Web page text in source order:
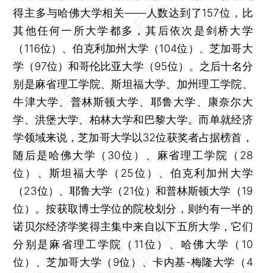
得主多与哈佛大学相关——人数达到了157位，比
其他任何一所大学都多，其后依次是剑桥大学
（116位）、伯克利加州大学（104位）、芝加哥大
学（97位）和哥伦比亚大学（95位）。之后十名分
别是麻省理工学院、斯坦福大学、加州理工学院、
牛津大学、普林斯顿大学、耶鲁大学、康奈尔大
学、洪堡大学、柏林大学和巴黎大学。而单就经济
学领域来说，芝加哥大学以32位获奖者占据榜首，
随后是哈佛大学（30位）、麻省理工学院（28
位）、斯坦福大学（25位）、伯克利加州大学
（23位）、耶鲁大学（21位）和普林斯顿大学（19
位）。按获取博士学位的院校划分，则约有一半的
诺贝尔经济学奖得主集中来自以下五所大学，它们
分别是麻省理工学院（11位）、哈佛大学（10
位）、芝加哥大学（9位）、卡内基-梅隆大学（4